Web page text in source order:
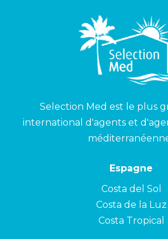
Selection Med est le plus
international d'agents et
Espagne
Costa del Sol
Costa de la Luz
Costa Tropical